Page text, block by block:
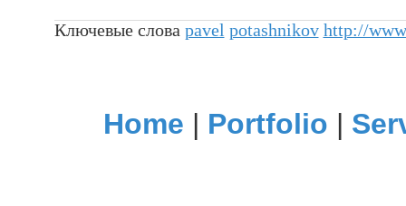
Ключевые слова pavel potashnikov http://
Home | Portfolio |